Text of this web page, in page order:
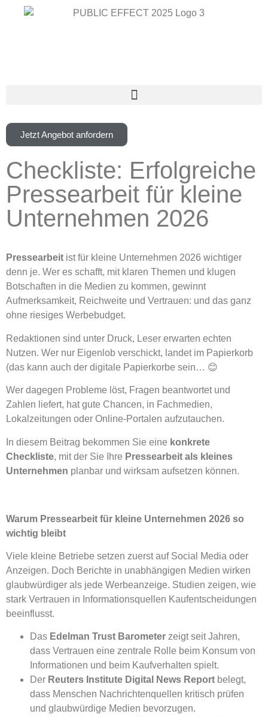
Jetzt Angebot anfordern
Checkliste: Erfolgreiche
Pressearbeit für kleine
Unternehmen 2026
Pressearbeit ist für kleine Unternehmen 2026 wichtiger
denn je. Wer es schafft, mit klaren Themen und klugen
Botschaften in die Medien zu kommen, gewinnt
Aufmerksamkeit, Reichweite und Vertrauen: und das ganz
ohne riesiges Werbebudget.
Redaktionen sind unter Druck, Leser erwarten echten
Nutzen. Wer nur Eigenlob verschickt, landet im Papierkorb
(das kann auch der digitale Papierkorbe sein… 😊
Wer dagegen Probleme löst, Fragen beantwortet und
Zahlen liefert, hat gute Chancen, in Fachmedien,
Lokalzeitungen oder Online-Portalen aufzutauchen.
In diesem Beitrag bekommen Sie eine konkrete
Checkliste, mit der Sie Ihre Pressearbeit als kleines
Unternehmen planbar und wirksam aufsetzen können.
Warum Pressearbeit für kleine Unternehmen 2026 so
wichtig bleibt
Viele kleine Betriebe setzen zuerst auf Social Media oder
Anzeigen. Doch Berichte in unabhängigen Medien wirken
glaubwürdiger als jede Werbeanzeige. Studien zeigen, wie
stark Vertrauen in Informationsquellen Kaufentscheidungen
beeinflusst.
Das Edelman Trust Barometer zeigt seit Jahren,
dass Vertrauen eine zentrale Rolle beim Konsum von
Informationen und beim Kaufverhalten spielt.
Der Reuters Institute Digital News Report belegt,
dass Menschen Nachrichtenquellen kritisch prüfen
und glaubwürdige Medien bevorzugen.